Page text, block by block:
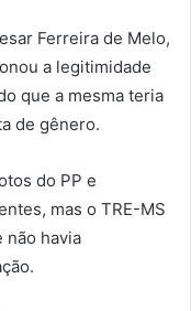
Ferreira de Melo,
a legitimidade
que a mesma teria
de gênero.
do PP e
mas o TRE-MS
não havia